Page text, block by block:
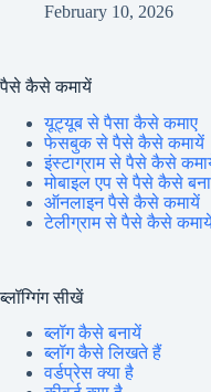
February 10, 2026
पैसे कैसे कमायें
यूट्यूब से पैसा कैसे कमाए
फेसबुक से पैसे कैसे कमायें
इंस्टाग्राम से पैसे कैसे
मोबाइल एप से पैसे कैसे
ऑनलाइन पैसे कैसे कमायें
टेलीग्राम से पैसे कैसे
ब्लॉग्गिंग सीखें
ब्लॉग कैसे बनायें
ब्लॉग कैसे लिखते हैं
वर्डप्रेस क्या है